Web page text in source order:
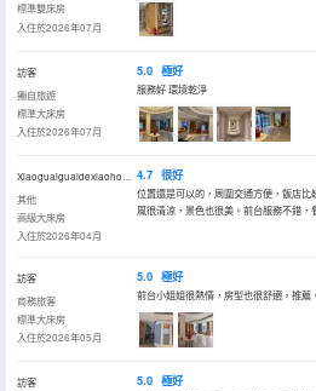
標準雙床房
入住於2026年07月
訪客
獨自旅遊
標準大床房
入住於2026年07月
5.0 極好
服務好 環境乾淨
Xiaoguaiguaidexiaohongmao
其他
高級大床房
入住於2026年04月
4.7 很好
位置還是可以的，周圍交通方便，飯店比
風很清涼，景色也很美。前台服務不錯，
訪客
商務旅客
標準大床房
入住於2026年05月
5.0 極好
前台小姐姐很熱情，房型也很舒適，推薦
訪客
5.0 極好